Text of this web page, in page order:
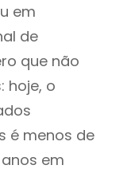
em
de
que não
hoje, o
é menos de
em